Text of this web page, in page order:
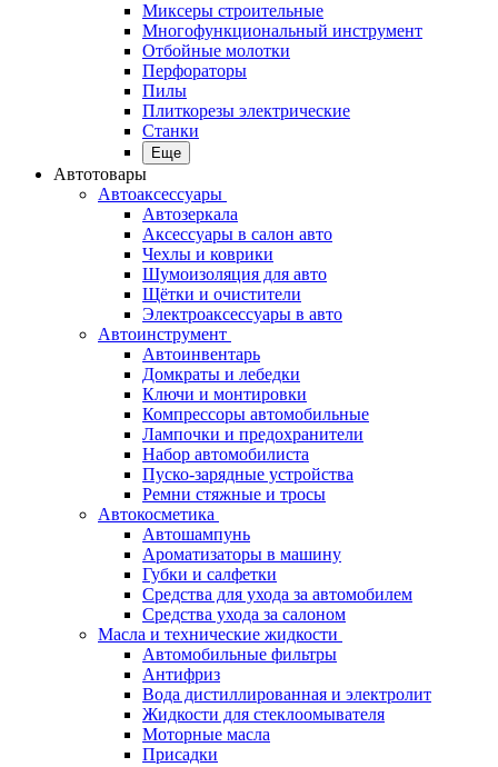
Миксеры строительные
Многофункциональный инструмент
Отбойные молотки
Перфораторы
Пилы
Плиткорезы электрические
Станки
Еще
Автотовары
Автоаксессуары
Автозеркала
Аксессуары в салон авто
Чехлы и коврики
Шумоизоляция для авто
Щётки и очистители
Электроаксессуары в авто
Автоинструмент
Автоинвентарь
Домкраты и лебедки
Ключи и монтировки
Компрессоры автомобильные
Лампочки и предохранители
Набор автомобилиста
Пуско-зарядные устройства
Ремни стяжные и тросы
Автокосметика
Автошампунь
Ароматизаторы в машину
Губки и салфетки
Средства для ухода за автомобилем
Средства ухода за салоном
Масла и технические жидкости
Автомобильные фильтры
Антифриз
Вода дистиллированная и электролит
Жидкости для стеклоомывателя
Моторные масла
Присадки